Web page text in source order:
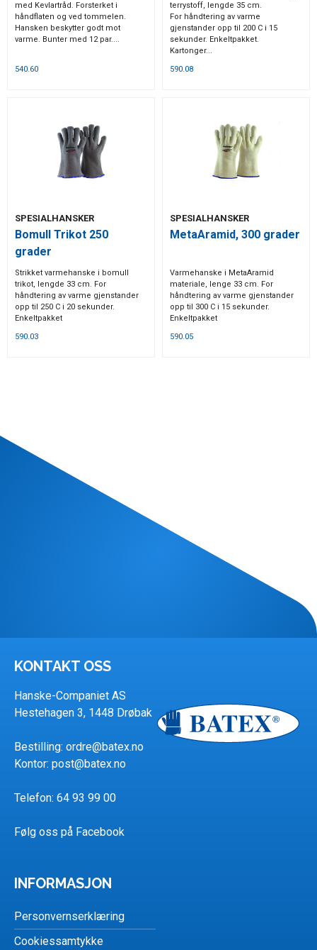
med Kevlartråd. Forsterket i
håndflaten og ved tommelen.
Hansken beskytter godt mot
varme. Bunter med 12 par....
540.60
terrystoff, lengde 35 cm.
For håndtering av varme
gjenstander opp til 200 C i 15
sekunder. Enkeltpakket.
Kartonger...
590.08
SPESIALHANSKER
Bomull Trikot 250
grader
Strikket varmehanske i bomull
trikot, lengde 33 cm. For
håndtering av varme gjenstander
opp til 250 C i 20 sekunder.
Enkeltpakket
590.03
SPESIALHANSKER
MetaAramid, 300 grader
Varmehanske i MetaAramid
materiale, lenge 33 cm. For
håndtering av varme gjenstander
opp til 300 C i 15 sekunder.
Enkeltpakket
590.05
KONTAKT OSS
Hanske-Companiet AS
Hestehagen 3, 1448 Drøbak
Bestilling: ordre@batex.no
Kontor: post@batex.no
Telefon: 64 93 99 00
Følg oss på Facebook
INFORMASJON
Personvernserklæring
Cookiessamtykke